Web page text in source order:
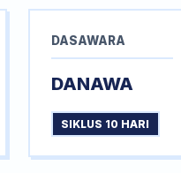
DASAWARA
DANAWA
SIKLUS 10 HARI